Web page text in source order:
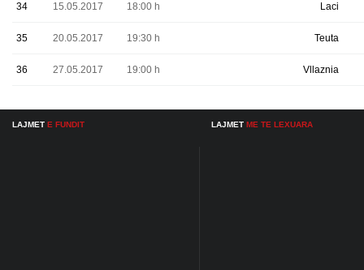
34 15.05.2017 18:00 h Laci
35 20.05.2017 19:30 h Teuta
36 27.05.2017 19:00 h Vllaznia
LAJMET E FUNDIT LAJMET ME TE LEXUARA